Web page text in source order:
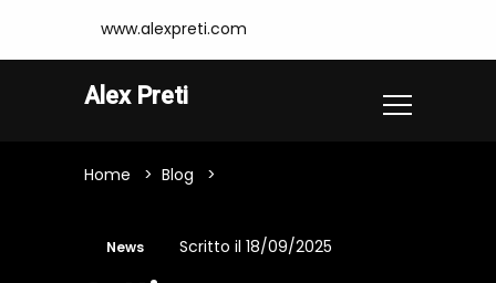
www.alexpreti.com
Alex Preti
Home Blog
News Scritto il 18/09/2025